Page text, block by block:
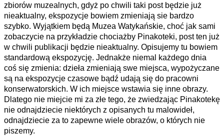
zbiorów muzealnych, gdyż po chwili taki post będzie już
nieaktualny, ekspozycje bowiem zmieniają sie bardzo
szybko. Wyjątkiem będą Muzea Watykańskie, choć jak sami
zobaczycie na przykładzie chociażby Pinakoteki, post ten już
w chwili publikacji będzie nieaktualny. Opisujemy tu bowiem
standardową ekspozycję. Jednakże niemal każdego dnia
coś się zmienia: dzieła zmieniają swe miejsca, wypożyczane
są na ekspozycje czasowe bądź udają się do pracowni
konserwatorskich. W ich miejsce wstawia się inne obrazy.
Dlatego nie miejcie mi za złe tego, że zwiedzając Pinakotekę
nie odnajdziecie niektórych z opisanych tu malowideł,
odnajdziecie za to zapewne wiele obrazów, o których nie
piszemy.